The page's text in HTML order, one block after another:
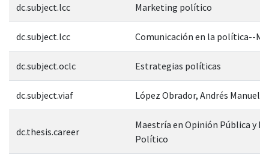
dc.subject.lcc Marketing político
dc.subject.lcc Comunicación en la política--
dc.subject.oclc Estrategias políticas
dc.subject.viaf López Obrador, Andrés Manuel
dc.thesis.career
Maestría en Opinión Pública y
Político